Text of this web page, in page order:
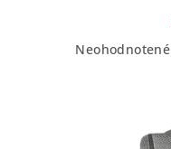
Neohodnotené